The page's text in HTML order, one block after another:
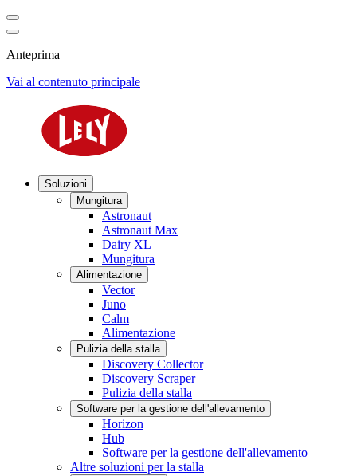
Anteprima
Vai al contenuto principale
Soluzioni
Mungitura
Astronaut
Astronaut Max
Dairy XL
Mungitura
Alimentazione
Vector
Juno
Calm
Alimentazione
Pulizia della stalla
Discovery Collector
Discovery Scraper
Pulizia della stalla
Software per la gestione dell'allevamento
Horizon
Hub
Software per la gestione dell'allevamento
Altre soluzioni per la stalla